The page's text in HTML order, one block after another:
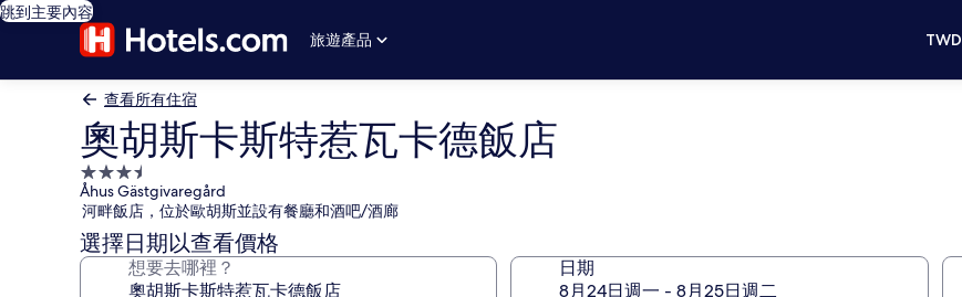
跳到主要內容
旅遊產品
TWD
查看所有住宿
奧胡斯卡斯特惹瓦卡德飯店
3.5
星
級
住
宿
Åhus Gästgivaregård
河畔飯店，位於歐胡斯並設有餐廳和酒吧/酒廊
選擇日期以查看價格
想要去哪裡？ 日期